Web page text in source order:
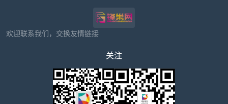
欢迎联系我们，交换友情链接
关注